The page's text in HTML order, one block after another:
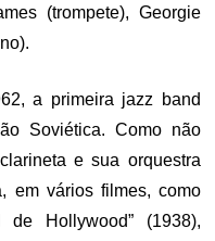
(trompete), Georgie
a primeira jazz band
Soviética. Como não
e sua orquestra
em vários filmes, como
de Hollywood” (1938),